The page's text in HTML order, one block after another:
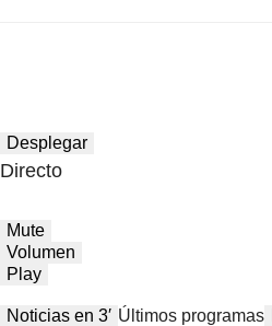
Desplegar
Directo
Mute
Volumen
Play
Noticias en 3′ Últimos programas